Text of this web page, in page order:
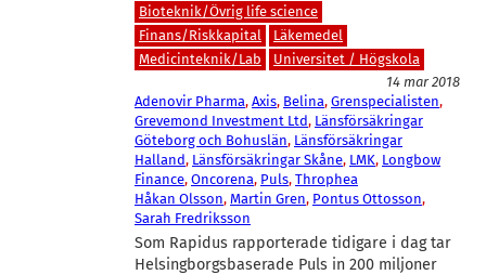
Bioteknik/Övrig life science
Finans/Riskkapital
Läkemedel
Medicinteknik/Lab
Universitet / Högskola
14 mar 2018
Adenovir Pharma, Axis, Belina, Grenspecialisten
Grevemond Investment Ltd, Länsförsäkringar
Göteborg och Bohuslän, Länsförsäkringar
Halland, Länsförsäkringar Skåne, LMK, Longbow
Finance, Oncorena, Puls, Throphea
Håkan Olsson, Martin Gren, Pontus Ottosson
Sarah Fredriksson
Som Rapidus rapporterade tidigare i dag tar
Helsingborgsbaserade Puls in 200 miljoner